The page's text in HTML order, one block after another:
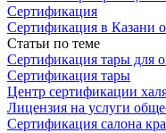
Сертификация
Сертификация в Казани
Статьи по теме
Сертификация тары для
Сертификация тары
Центр сертификации
Лицензия на услуги
Сертификация салона